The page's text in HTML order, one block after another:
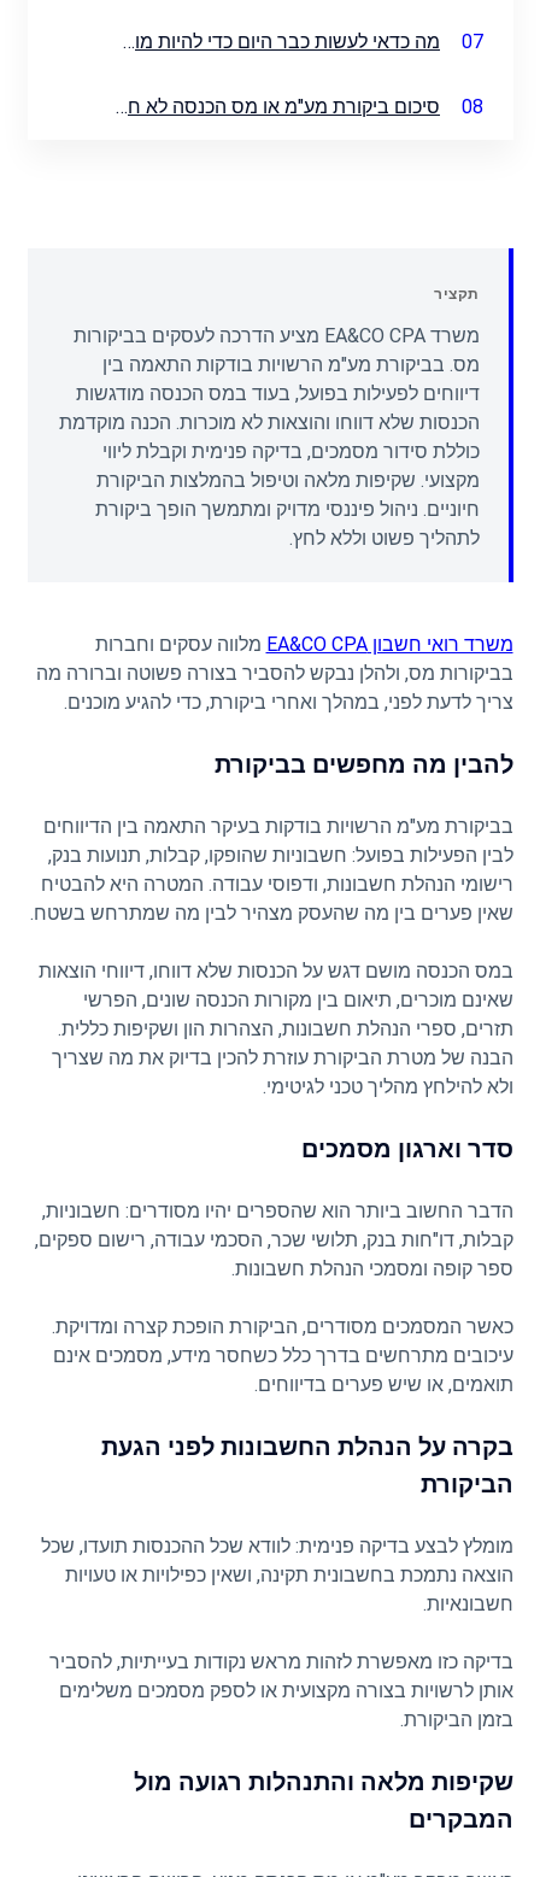
07 מה כדאי לעשות כבר היום כדי להיות מוכנים תמיד?
08 סיכום ביקורת מע"מ או מס הכנסה לא חייבת להיות מפחידה
תקציר
משרד EA&CO CPA מציע הדרכה לעסקים בביקורות
מס. בביקורת מע"מ הרשויות בודקות התאמה בין
דיווחים לפעילות בפועל, בעוד במס הכנסה מודגשות
הכנסות שלא דווחו והוצאות לא מוכרות. הכנה מוקדמת
כוללת סידור מסמכים, בדיקה פנימית וקבלת ליווי
מקצועי. שקיפות מלאה וטיפול בהמלצות הביקורת
חיוניים. ניהול פיננסי מדויק ומתמשך הופך ביקורת
לתהליך פשוט וללא לחץ.
משרד רואי חשבון EA&CO CPA
מלווה עסקים וחברות
בביקורות מס, ולהלן נבקש להסביר בצורה פשוטה וברורה מה
צריך לדעת לפני, במהלך ואחרי ביקורת, כדי להגיע מוכנים.
להבין מה מחפשים בביקורת
בביקורת מע"מ הרשויות בודקות בעיקר התאמה בין הדיווחים
לבין הפעילות בפועל: חשבוניות שהופקו, קבלות, תנועות בנק,
רישומי הנהלת חשבונות, ודפוסי עבודה. המטרה היא להבטיח
שאין פערים בין מה שהעסק מצהיר לבין מה שמתרחש בשטח.
במס הכנסה מושם דגש על הכנסות שלא דווחו, דיווחי הוצאות
שאינם מוכרים, תיאום בין מקורות הכנסה שונים, הפרשי
תזרים, ספרי הנהלת חשבונות, הצהרות הון ושקיפות כללית.
הבנה של מטרת הביקורת עוזרת להכין בדיוק את מה שצריך
ולא להילחץ מהליך טכני לגיטימי.
סדר וארגון מסמכים
הדבר החשוב ביותר הוא שהספרים יהיו מסודרים: חשבוניות,
קבלות, דו"חות בנק, תלושי שכר, הסכמי עבודה, רישום ספקים,
ספר קופה ומסמכי הנהלת חשבונות.
כאשר המסמכים מסודרים, הביקורת הופכת קצרה ומדויקת.
עיכובים מתרחשים בדרך כלל כשחסר מידע, מסמכים אינם
תואמים, או שיש פערים בדיווחים.
בקרה על הנהלת החשבונות לפני הגעת
הביקורת
מומלץ לבצע בדיקה פנימית: לוודא שכל ההכנסות תועדו, שכל
הוצאה נתמכת בחשבונית תקינה, ושאין כפילויות או טעויות
חשבונאיות.
בדיקה כזו מאפשרת לזהות מראש נקודות בעייתיות, להסביר
אותן לרשויות בצורה מקצועית או לספק מסמכים משלימים
בזמן הביקורת.
שקיפות מלאה והתנהלות רגועה מול
המבקרים